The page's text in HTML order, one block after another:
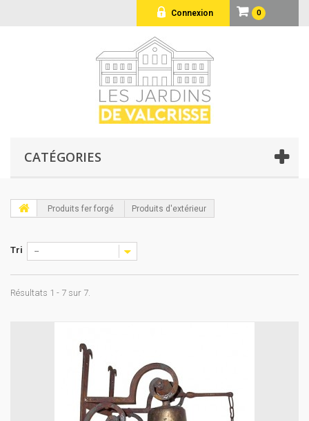
0
Connexion
CATÉGORIES
Produits fer forgé Produits d'extérieur
Tri --
Résultats 1 - 7 sur 7.